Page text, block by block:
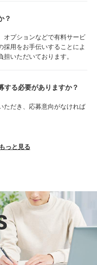
？
オプションなどで有料サービ
採用をお手伝いすることによ
いただいております。
する必要がありますか？
ただき、応募意向がなければ
っと見る